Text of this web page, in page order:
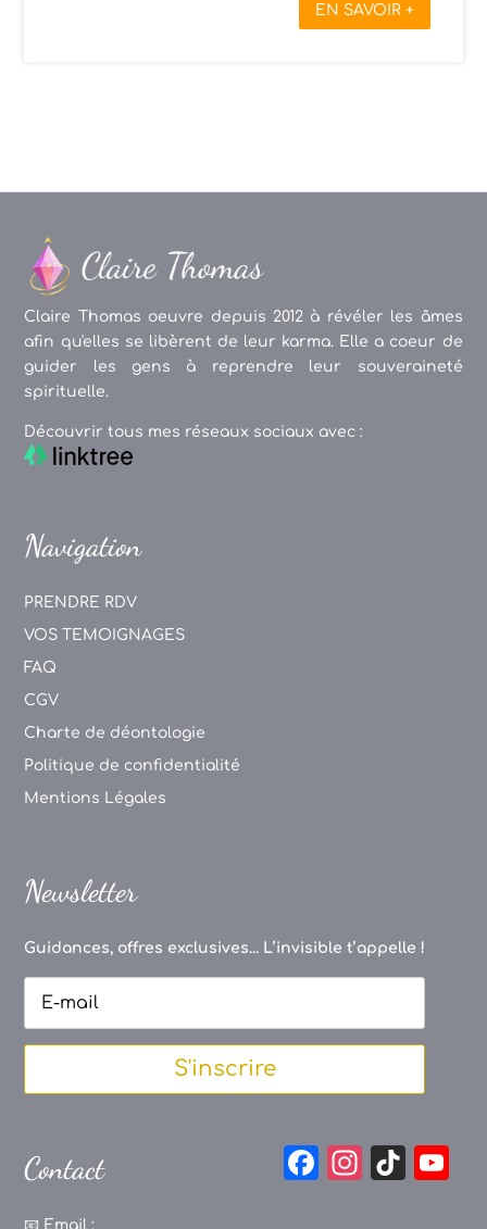
EN SAVOIR +
Claire Thomas oeuvre depuis 2012 à révéler les âmes
afin qu'elles se libèrent de leur karma. Elle a coeur de
guider les gens à reprendre leur souveraineté
spirituelle.
Découvrir tous mes réseaux sociaux avec :
Navigation
PRENDRE RDV
VOS TEMOIGNAGES
FAQ
CGV
Charte de déontologie
Politique de confidentialité
Mentions Légales
Newsletter
Guidances, offres exclusives... L’invisible t’appelle !
S'inscrire
Contact
📧 Email :
F
In Ti